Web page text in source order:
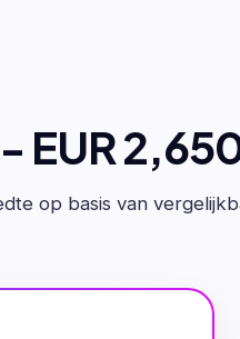
EUR
op basis van